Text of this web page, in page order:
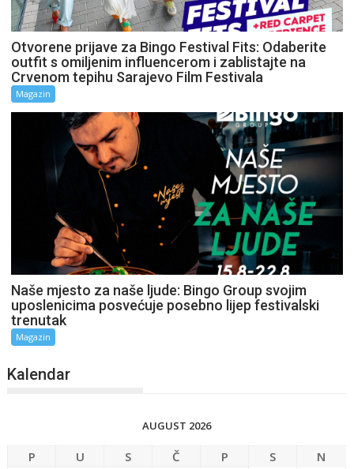
Otvorene prijave za Bingo Festival Fits: Odaberite
outfit s omiljenim influencerom i zablistajte na
Crvenom tepihu Sarajevo Film Festivala
Magazin
Naše mjesto za naše ljude: Bingo Group svojim
uposlenicima posvećuje posebno lijep festivalski
trenutak
Magazin
Kalendar
AUGUST 2026
P U S Č P S
N